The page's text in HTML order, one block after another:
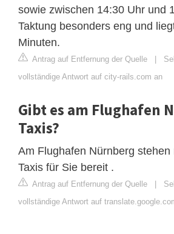
sowie zwischen 14:30 Uhr und
Taktung besonders eng und
Minuten.
Antrag auf Entfernung der Quelle |
vollständige Antwort auf city-rails.com an
Gibt es am Flughafen
Taxis?
Am Flughafen Nürnberg
Taxis für Sie bereit .
Antrag auf Entfernung der Quelle |
vollständige Antwort auf